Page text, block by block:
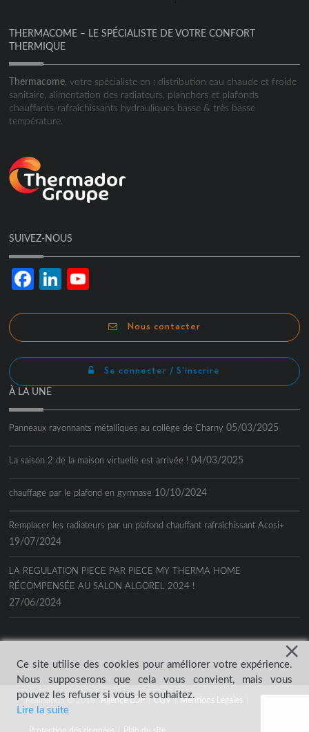
THERMACOME – LE SPÉCIALISTE DE VOTRE CONFORT
THERMIQUE
Thermacome , votre spécialiste en : distribution eau chaude et froide
sanitaire, alimentation des radiateurs, planchers et plafonds
chauffants-rafraîchissants hydrauliques basse & très basse
température.
SUIVEZ-NOUS
FacebookLinkedIn
Nous contacter
Se connecter / S'inscrire
À LA UNE
Panneaux rayonnants métalliques au collège de Charny 05/03/2025
La saison 2 de la maison virtuelle est arrivée ! 04/03/2025
chauffage par le plafond en gymnase 10/10/2024
Remplacer les radiateurs par un plafond chauffant rafraîchissant Acosi+
19/07/2024
LA REGULATION PIECE PAR PIECE MY THERMA HOME
RÉCOMPENSÉE AU SALON ALGOREL 2024 !
27/06/2024
Réalisation © 2018 Agence LDP | CGV | Mentions Légales
Ce site utilise des cookies pour améliorer votre expérience.
Nous supposerons que cela vous convient, mais vous
pouvez les refuser si vous le souhaitez.
Lire la suite